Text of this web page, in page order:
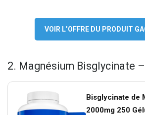
VOIR L’OFFRE DU PRODUIT
2. Magnésium Bisglycinate
Bisglycinate de
2000mg 250